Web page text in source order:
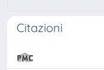
Citazioni